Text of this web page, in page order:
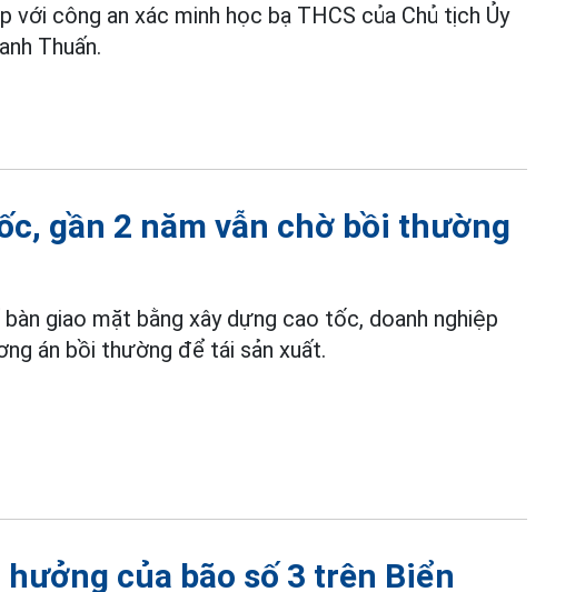
với công an xác minh học bạ THCS của Chủ tịch Ủy
Thuấn.
gần 2 năm vẫn chờ bồi thường
giao mặt bằng xây dựng cao tốc, doanh nghiệp
án bồi thường để tái sản xuất.
của bão số 3 trên Biển